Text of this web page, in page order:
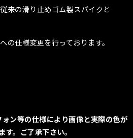
来の滑り止めゴム製スパイクと
の仕様変更を行っております。
ン等の仕様により画像と実際の色が
。ご了承下さい。